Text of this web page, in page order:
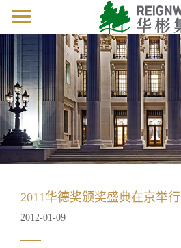
Toggle
navigation
2011华德奖颁奖盛典在京举行
2012-01-09